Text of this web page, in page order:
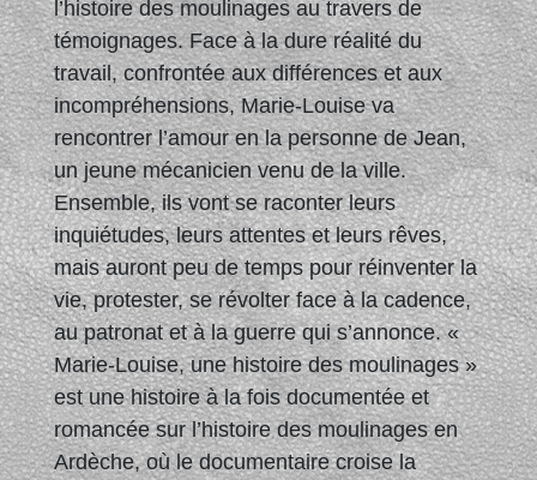
l’histoire des moulinages au travers de
témoignages. Face à la dure réalité du
travail, confrontée aux différences et aux
incompréhensions, Marie-Louise va
rencontrer l’amour en la personne de Jean,
un jeune mécanicien venu de la ville.
Ensemble, ils vont se raconter leurs
inquiétudes, leurs attentes et leurs rêves,
mais auront peu de temps pour réinventer la
vie, protester, se révolter face à la cadence,
au patronat et à la guerre qui s’annonce. «
Marie-Louise, une histoire des moulinages »
est une histoire à la fois documentée et
romancée sur l’histoire des moulinages en
Ardèche, où le documentaire croise la